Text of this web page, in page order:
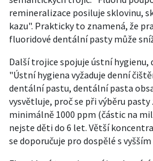
remineralizace posiluje sklovinu,
kazu". Prakticky to znamená, že
fluoridové dentální pasty může
Další trojice spojuje ústní
"Ústní hygiena vyžaduje denní
dentální pastu, dentální pasta
vysvětluje, proč se při výběru
minimálně 1000 ppm (částic na
nejste děti do 6 let. Větší
se doporučuje pro dospělé s